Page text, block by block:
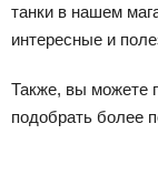
танки в нашем
интересные и
Также, вы можете
подобрать более